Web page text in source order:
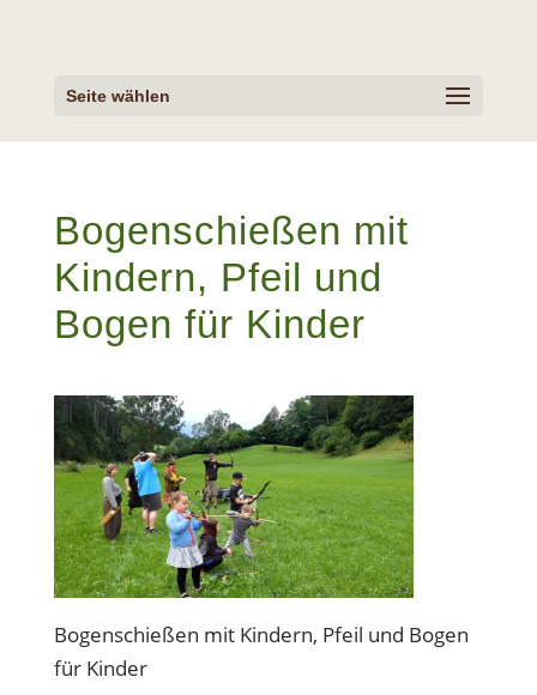
Seite wählen
Bogenschießen mit
Kindern, Pfeil und
Bogen für Kinder
Bogenschießen mit Kindern, Pfeil und Bogen
für Kinder